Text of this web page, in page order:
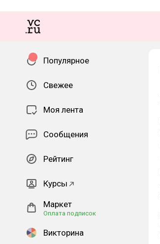
Популярное
Свежее
Моя лента
Сообщения
Рейтинг
Курсы
Маркет
Оплата подписок
Викторина